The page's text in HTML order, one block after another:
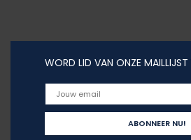
WORD LID VAN ONZE MAILLIJST